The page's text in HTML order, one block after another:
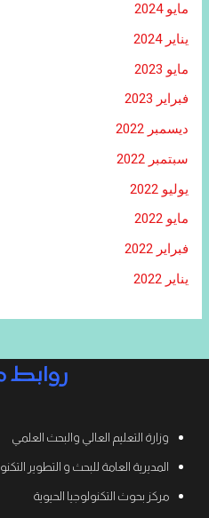
مايو 2024
يناير 2024
مايو 2023
فبراير 2023
ديسمبر 2022
سبتمبر 2022
يوليو 2022
مايو 2022
فبراير 2022
يناير 2022
روابط
وزارة التعليم العالي والبحث العلمي
المديرية العامة للبحث و التطوير
مركز بحوث التكنولوجيا الحيوية